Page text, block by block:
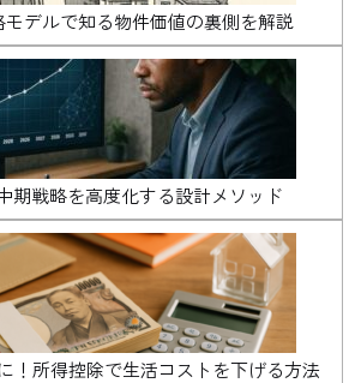
デルで知る物件価値の裏側を解説
期戦略を高度化する設計メソッド
！所得控除で生活コストを下げる方法